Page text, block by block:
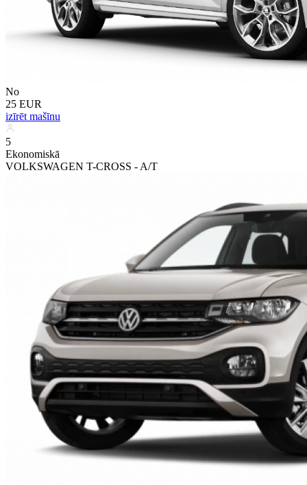
No
25 EUR
izīrēt mašīnu
5
Ekonomiskā
VOLKSWAGEN T-CROSS - A/T